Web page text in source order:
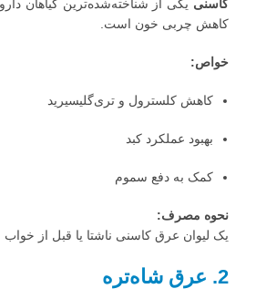
کاسنی یکی از شناخته‌شده‌ترین گیاهان
کاهش چربی خون است.
خواص:
کاهش کلسترول و تری‌گلیسیرید
بهبود عملکرد کبد
کمک به دفع سموم
نحوه مصرف:
یک لیوان عرق کاسنی ناشتا یا قبل از خواب
2. عرق شاه‌تره